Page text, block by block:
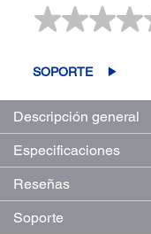
SOPORTE
Descripción general
Especificaciones
Reseñas
Soporte